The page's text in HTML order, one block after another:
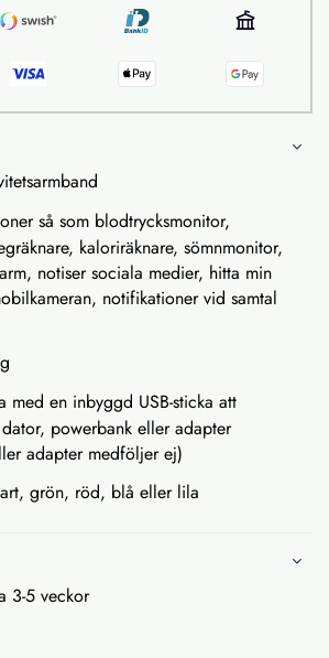
så som blodtrycksmonitor,
kaloriräknare, sömnmonitor,
notiser sociala medier, hitta min
notifikationer vid samtal
med en inbyggd USB-sticka att
powerbank eller adapter
adapter medföljer ej)
grön, röd, blå eller lila
3-5 veckor